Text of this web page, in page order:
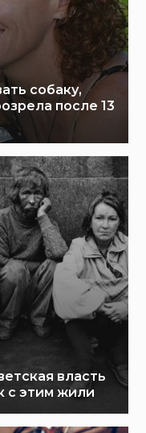
собаку,
после 13
власть
с этим жили